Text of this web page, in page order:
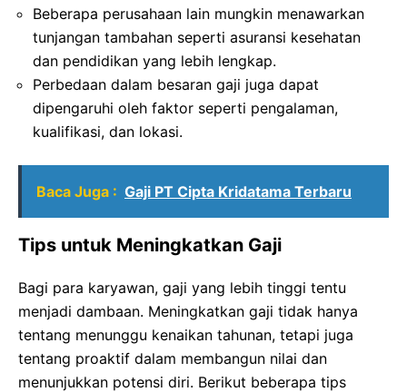
Beberapa perusahaan lain mungkin menawarkan
tunjangan tambahan seperti asuransi kesehatan
dan pendidikan yang lebih lengkap.
Perbedaan dalam besaran gaji juga dapat
dipengaruhi oleh faktor seperti pengalaman,
kualifikasi, dan lokasi.
Baca Juga : Gaji PT Cipta Kridatama Terbaru
Tips untuk Meningkatkan Gaji
Bagi para karyawan, gaji yang lebih tinggi tentu
menjadi dambaan. Meningkatkan gaji tidak hanya
tentang menunggu kenaikan tahunan, tetapi juga
tentang proaktif dalam membangun nilai dan
menunjukkan potensi diri. Berikut beberapa tips